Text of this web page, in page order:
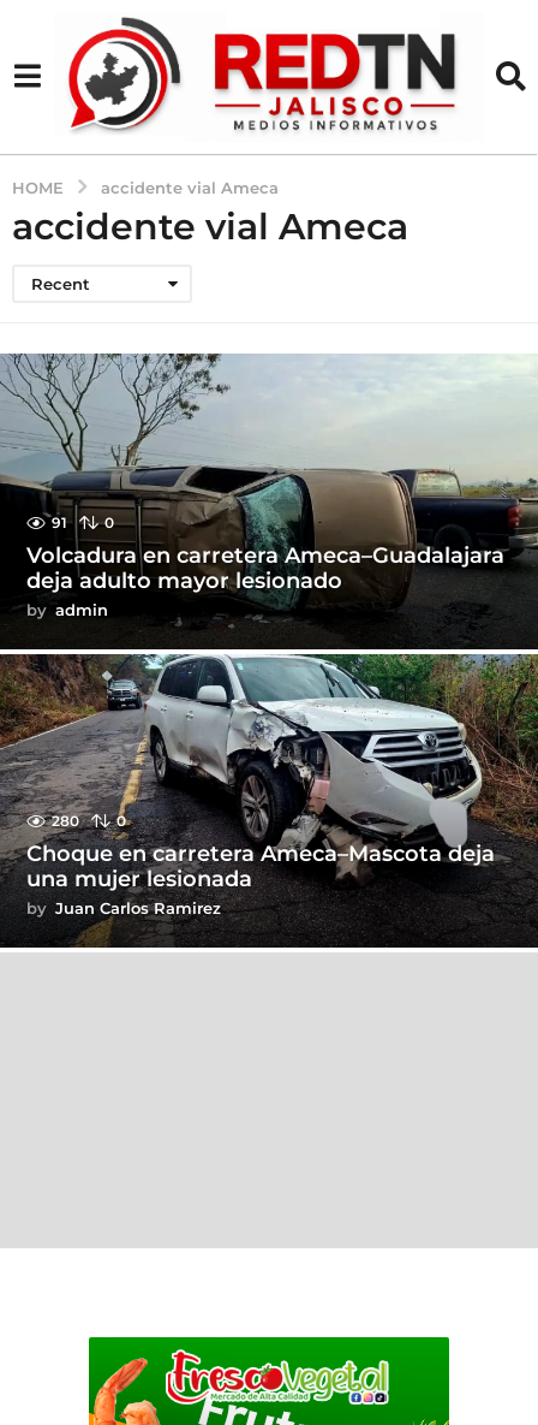
HOME accidente vial Ameca
accidente vial Ameca
Recent
91 0
Volcadura en carretera Ameca–Guadalajara
deja adulto mayor lesionado
by admin
280 0
Choque en carretera Ameca–Mascota deja
una mujer lesionada
by Juan Carlos Ramirez